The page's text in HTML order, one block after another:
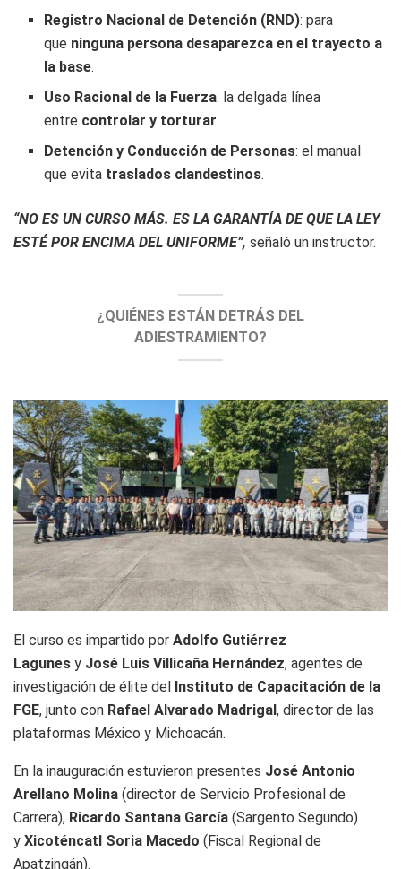
Registro Nacional de Detención (RND): para
que ninguna persona desaparezca en el trayecto a
la base.
Uso Racional de la Fuerza: la delgada línea
entre controlar y torturar.
Detención y Conducción de Personas: el manual
que evita traslados clandestinos.
“NO ES UN CURSO MÁS. ES LA GARANTÍA DE QUE LA LEY
ESTÉ POR ENCIMA DEL UNIFORME”, señaló un instructor.
¿QUIÉNES ESTÁN DETRÁS DEL
ADIESTRAMIENTO?
El curso es impartido por Adolfo Gutiérrez
Lagunes y José Luis Villicaña Hernández, agentes de
investigación de élite del Instituto de Capacitación de la
FGE, junto con Rafael Alvarado Madrigal, director de las
plataformas México y Michoacán.
En la inauguración estuvieron presentes José Antonio
Arellano Molina (director de Servicio Profesional de
Carrera), Ricardo Santana García (Sargento Segundo)
y Xicoténcatl Soria Macedo (Fiscal Regional de
Apatzingán).